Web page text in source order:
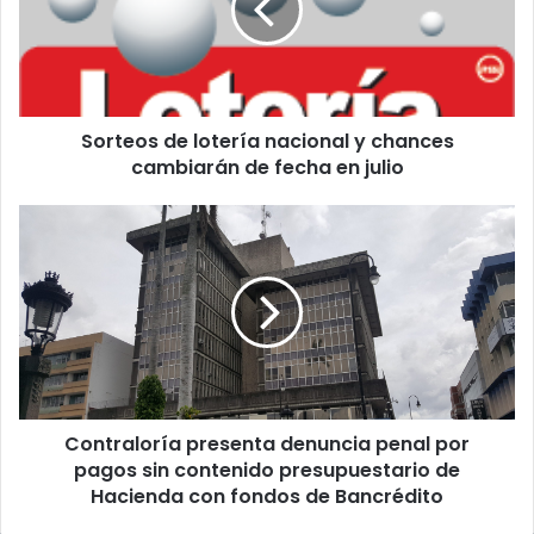
cambiarán
fecha
Sorteos de lotería nacional y chances
cambiarán de fecha en julio
penal
por
pagos
sin
contenido
presupuestario
Hacienda
Contraloría presenta denuncia penal por
pagos sin contenido presupuestario de
Hacienda con fondos de Bancrédito